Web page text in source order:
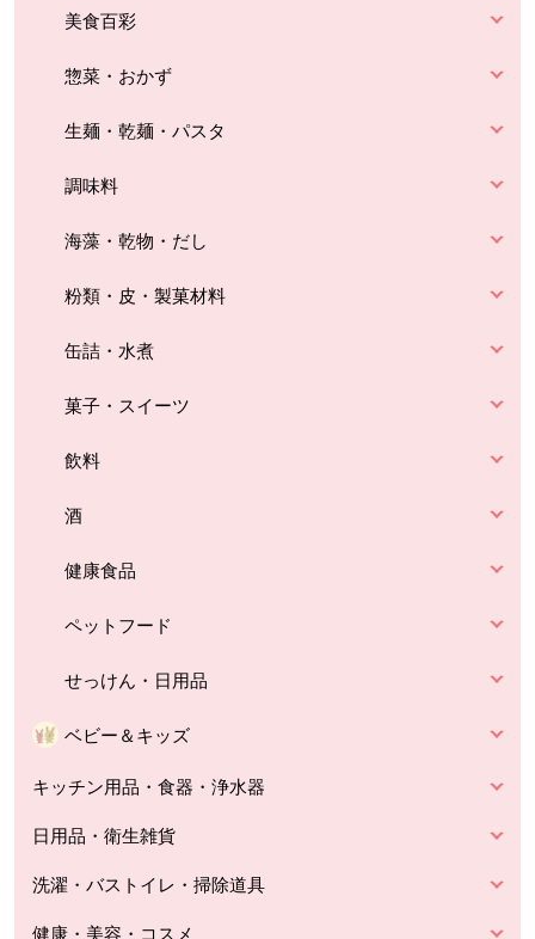
美食百彩
惣菜・おかず
生麺・乾麺・パスタ
調味料
海藻・乾物・だし
粉類・皮・製菓材料
缶詰・水煮
菓子・スイーツ
飲料
酒
健康食品
ペットフード
せっけん・日用品
ベビー＆キッズ
キッチン用品・食器・浄水器
日用品・衛生雑貨
洗濯・バストイレ・掃除道具
健康・美容・コスメ